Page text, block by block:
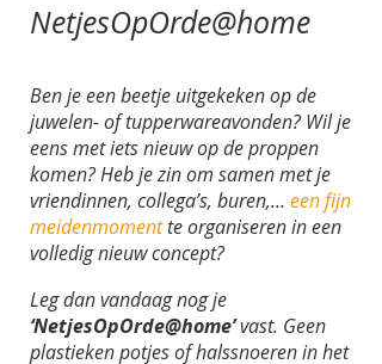
NetjesOpOrde@home
Ben je een beetje uitgekeken op de
juwelen- of tupperwareavonden? Wil je
eens met iets nieuw op de proppen
komen? Heb je zin om samen met je
vriendinnen, collega’s, buren,… een fijn
meidenmomentte organiseren in een
volledig nieuw concept?
Leg dan vandaag nog je
‘NetjesOpOrde@home’vast. Geen
plastieken potjes of halssnoeren in het